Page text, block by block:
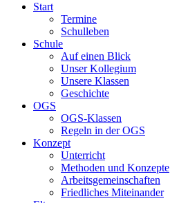
Start
Termine
Schulleben
Schule
Auf einen Blick
Unser Kollegium
Unsere Klassen
Geschichte
OGS
OGS-Klassen
Regeln in der OGS
Konzept
Unterricht
Methoden und Konzepte
Arbeitsgemeinschaften
Friedliches Miteinander